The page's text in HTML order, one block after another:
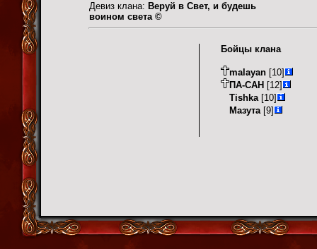
Девиз клана: Веруй в Свет, и будешь
воином света ©
Бойцы клана
malayan [10]
ПА-САН [12]
Tishka[10]
Мазута[9]